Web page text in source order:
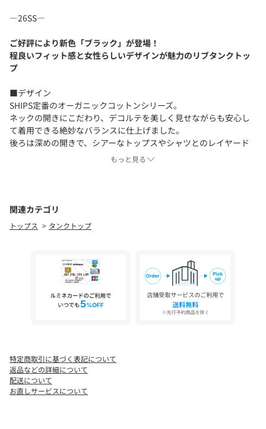
―26SS―
ご好評により新色「ブラック」が登場！
程良いフィット感と女性らしいデザインが魅力のリブタンクトッ
プ
■デザイン
SHIPS定番のオーガニックコットンシリーズ。
ネックの開きにこだわり、デコルテを美しく見せながらも安心し
て着用できる絶妙なバランスに仕上げました。
後ろは深めの開きで、シアーなトップスやシャツとのレイヤード
30/-の細めの2×2リブを使用し、度目を詰めて仕上げたオーガニ
ックコットン素材は、身体のラインを拾いにくい適度な厚みがあ
り、型崩れしにくいのが特長。
■コーディネート
シアーなトップスやシャツのインナーとしてはもちろん、ジャケ
ットの中にも合わせやすいきれい見えするアイテムです。
ベーシックカラー展開で、どの色も使いやすく、日々のスタイリ
オーガニックコットンスムースTEE（品番：312-37-0006）
■お問い合わせ品番：312-43-0026
もっと見る
関連カテゴリ
トップス タンクトップ
特定商取引に基づく表記について
返品などの詳細について
配送について
お直しサービスについて